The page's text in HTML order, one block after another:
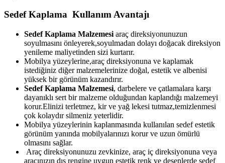
Sedef Kaplama Kullanım Avantajı
Sedef Kaplama Malzemesi araç direksiyonunuzun
soyulmasını önleyerek,soyulmadan dolayı doğacak direksiyon
yenileme maliyetinden sizi kurtarır.
Mobilya yüzeylerine,araç direksiyonuna ve kaplamak
istediğiniz diğer malzemelerinize doğal, estetik ve albenisi
yüksek bir görünüm kazandırır.
Sedef Kaplama Malzemesi, darbelere ve çatlamalara karşı
dayanıklı sert bir malzeme olduğundan kaplandığı malzemeyi
korur.Elinizi terletmez, kir ve yağ lekesi tutmaz,temizlenmesi
çok kolaydır silmeniz yeterlidir.
Mobilya yüzeylerinin kaplanmasında kullanılan sedef estetik
görünüm yanında mobilyalarınızı korur ve uzun ömürlü
olmasını sağlar.
Araç direksiyonunuzu zevkinize, araç iç direksiyonuna veya
aracınızın dış rengine uygun estetik renk ve desenlerde sedef